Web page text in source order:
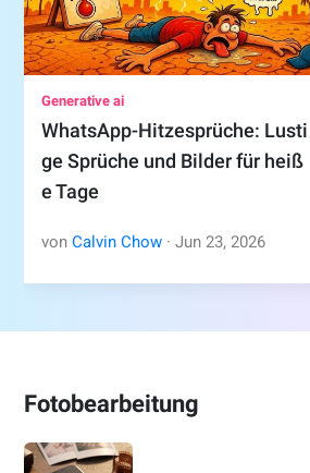
Generative ai
WhatsApp-Hitzesprüche: Lusti
ge Sprüche und Bilder für heiß
e Tage
vonCalvin Chow · Jun 23, 2026
Fotobearbeitung